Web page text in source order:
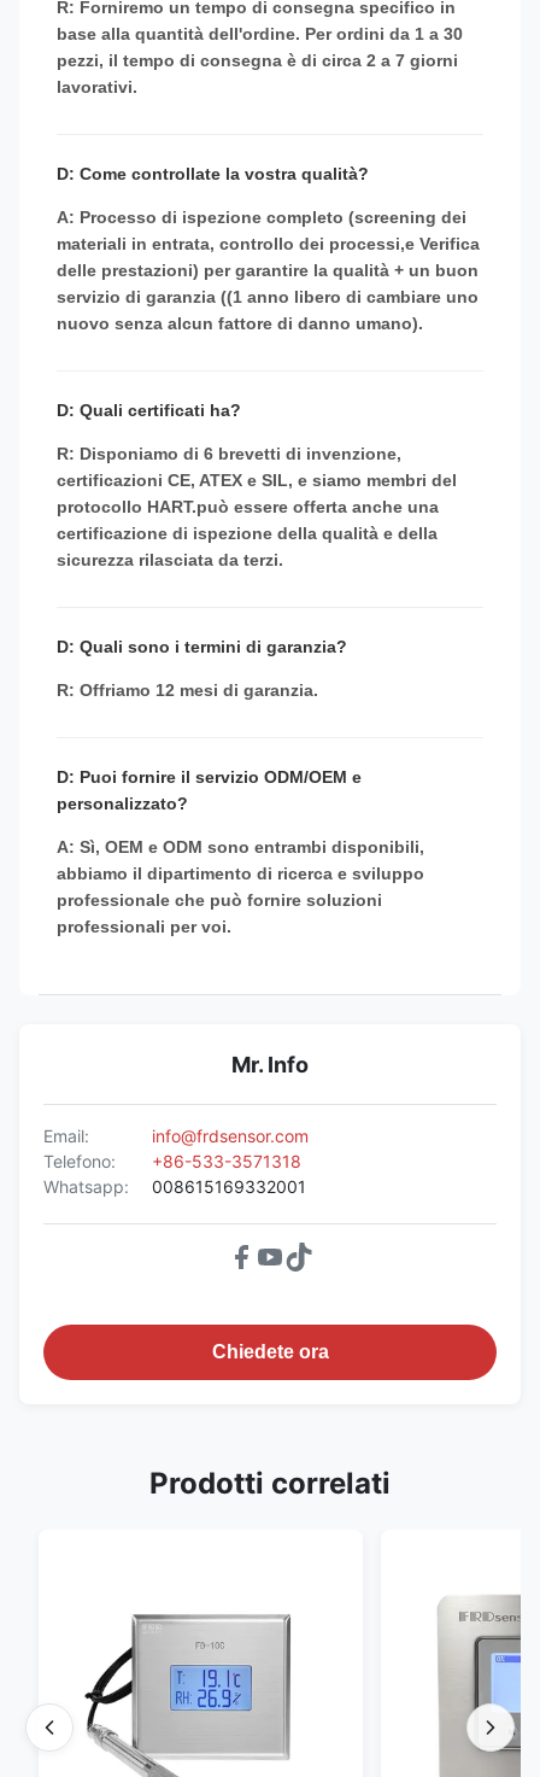
R: Forniremo un tempo di consegna specifico in
base alla quantità dell'ordine. Per ordini da 1 a 30
pezzi, il tempo di consegna è di circa 2 a 7 giorni
lavorativi.
D: Come controllate la vostra qualità?
A: Processo di ispezione completo (screening dei
materiali in entrata, controllo dei processi,e Verifica
delle prestazioni) per garantire la qualità + un buon
servizio di garanzia ((1 anno libero di cambiare uno
nuovo senza alcun fattore di danno umano).
D: Quali certificati ha?
R: Disponiamo di 6 brevetti di invenzione,
certificazioni CE, ATEX e SIL, e siamo membri del
protocollo HART.può essere offerta anche una
certificazione di ispezione della qualità e della
sicurezza rilasciata da terzi.
D: Quali sono i termini di garanzia?
R: Offriamo 12 mesi di garanzia.
D: Puoi fornire il servizio ODM/OEM e
personalizzato?
A: Sì, OEM e ODM sono entrambi disponibili,
abbiamo il dipartimento di ricerca e sviluppo
professionale che può fornire soluzioni
professionali per voi.
Mr. Info
Email:
info@frdsensor.com
Telefono:
+86-533-3571318
Whatsapp:
008615169332001
Chiedete ora
Prodotti correlati